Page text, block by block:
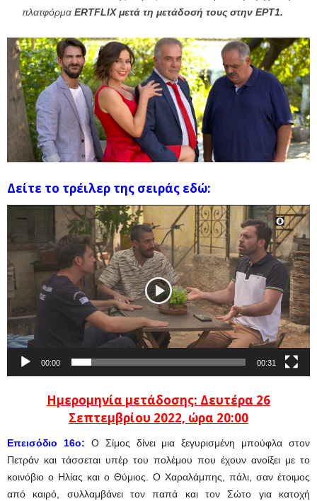
πλατφόρμα ERTFLIX μετά τη μετάδοσή τους στην ΕΡΤ1.
Δείτε το τρέιλερ της σειράς εδώ:
Αναπαραγωγής
Βίντεο
00:00 00:31
Ημερομηνία μετάδοσης: Δευτέρα 26
Σεπτεμβρίου 2022, ώρα 20:00
Επεισόδιο 16ο: Ο Σίμος δίνει μια ξεγυρισμένη μπούφλα στον
Πετράν και τάσσεται υπέρ του πολέμου που έχουν ανοίξει με το
κοινόβιο ο Ηλίας και ο Θύμιος. Ο Χαραλάμπης, πάλι, σαν έτοιμος
από καιρό, συλλαμβάνει τον παπά και τον Σώτο για κατοχή